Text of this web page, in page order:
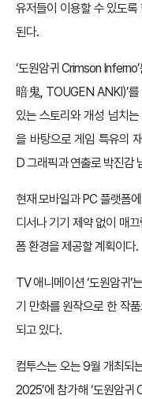
유저들이 이용할 수 있도
된다.
‘도원암귀 Crimson
暗鬼, TOUGEN ANKI)’를
있는 스토리와 개성 넘치
을 바탕으로 게임 특유의
D 그래픽과 연출로 박진감
현재 모바일과 PC 플랫폼
디서나 기기 제약 없이 매
폼 환경을 제공할 계획이다.
TV 애니메이션 ‘도원암귀’
기 만화를 원작으로 한 작
되고 있다.
컴투스는 오는 9월 개최되
2025’에 참가해 ‘도원암귀